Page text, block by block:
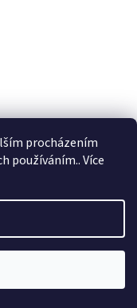
procházením
používáním.. Více
práva vyhrazena.